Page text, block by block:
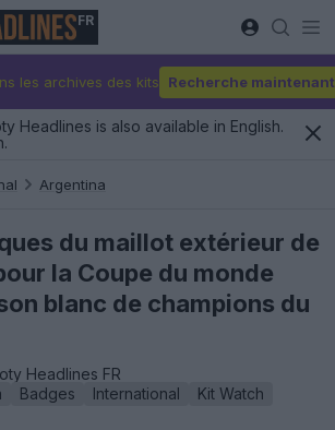
FR
les archives des kits Recherche maintenant
Headlines is also available in English.
Argentina
du maillot extérieur de
la Coupe du monde
blanc de champions du
Headlines FR
Badges International
Kit Watch